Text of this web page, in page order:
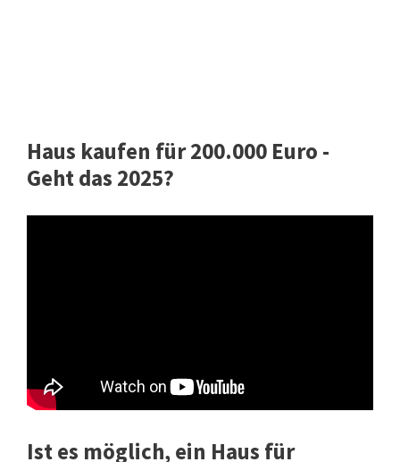
Haus kaufen für 200.000 Euro -
Geht das 2025?
Ist es möglich, ein Haus für